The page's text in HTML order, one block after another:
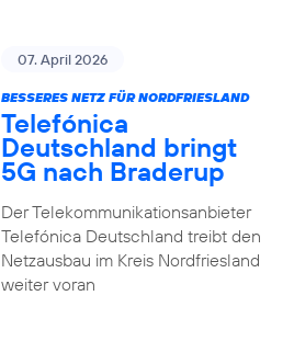
07. April 2026
BESSERES NETZ FÜR NORDFRIESLAND
Telefónica
Deutschland bringt
5G nach Braderup
Der Telekommunikationsanbieter
Telefónica Deutschland treibt den
Netzausbau im Kreis Nordfriesland
weiter voran